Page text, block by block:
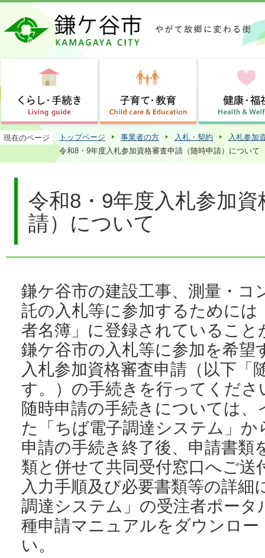
この
現在のページ トップページ 事業者の方 入札・契約
入札参加
令和8・9年度入札参加資格審査申請（随時申請）について
令和8・9年度入札参加
請）について
鎌ケ谷市の建設工事、測量・コ
託の入札等に参加するためには
者名簿」に登録されていること
鎌ケ谷市の入札等に参加を希望
入札参加資格審査申請（以下「
す。）の手続きを行ってくださ
随時申請の手続きについては
た「ちば電子調達システム」か
申請の手続き終了後、申請書類
類と併せて共同受付窓口へご送
入力手順及び必要書類等の詳細
調達システム」の受注者ポー
種申請マニュアルをダウンロ
い。